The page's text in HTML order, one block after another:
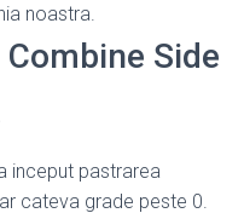
noastra.
Side
inceput pastrarea
cateva grade peste 0.